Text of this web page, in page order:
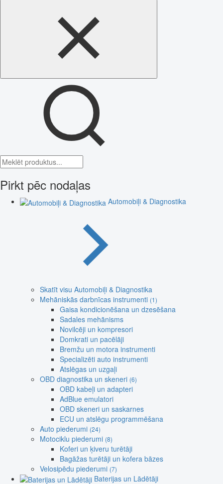
Pirkt pēc nodaļas
Automobiļi & Diagnostika
Skatīt visu Automobiļi & Diagnostika
Mehāniskās darbnīcas instrumenti (1)
Gaisa kondicionēšana un dzesēšana
Sadales mehānisms
Novilcēji un kompresori
Domkrati un pacēlāji
Bremžu un motora instrumenti
Specializēti auto instrumenti
Atslēgas un uzgaļi
OBD diagnostika un skeneri (6)
OBD kabeļi un adapteri
AdBlue emulatori
OBD skeneri un saskarnes
ECU un atslēgu programmēšana
Auto piederumi (24)
Motociklu piederumi (8)
Koferi un ķiveru turētāji
Bagāžas turētāji un kofera bāzes
Velosipēdu piederumi (7)
Baterijas un Lādētāji